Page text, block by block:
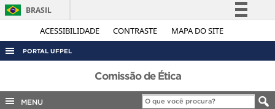
ACESSIBILIDADE CONTRASTE MAPA DO SITE
BRASIL
Simplifique!
Legislação
PORTAL UFPEL
ACESSO À INFORMAÇÃO
AUDITORIA
Comissão de Ética
MENU